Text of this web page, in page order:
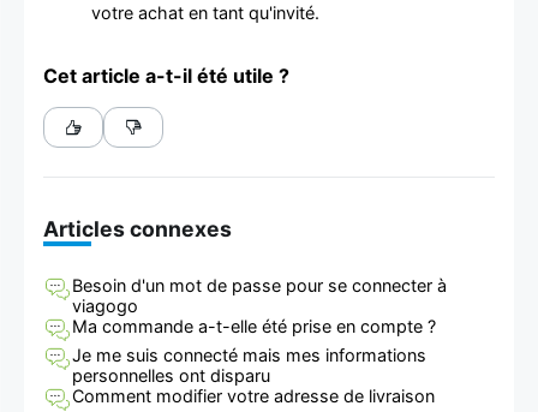
votre achat en tant qu'invité.
Cet article a-t-il été utile ?
Articles connexes
Besoin d'un mot de passe pour se connecter à
viagogo
Ma commande a-t-elle été prise en compte ?
Je me suis connecté mais mes informations
personnelles ont disparu
Comment modifier votre adresse de livraison